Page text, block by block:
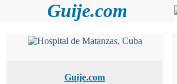
Guije.com
Guije.com